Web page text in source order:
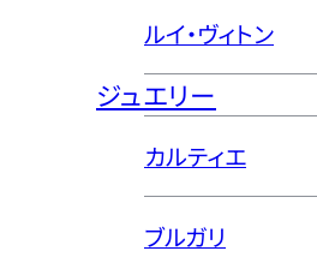
ルイ・ヴィトン
ジュエリー
カルティエ
ブルガリ